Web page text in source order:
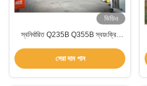
ভিডিও
স্বনির্ধারিত Q235B Q355B স্বয়ংক্রিয়
সেরা দাম পান